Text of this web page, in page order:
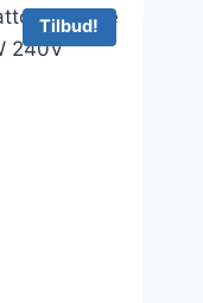
Tilbud!